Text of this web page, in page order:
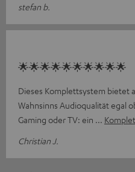
stefan b.
🌟🌟🌟🌟🌟🌟🌟🌟🌟🌟
Dieses Komplettsystem bietet
Wahnsinns Audioqualität egal
Gaming oder TV: ein
Christian J.